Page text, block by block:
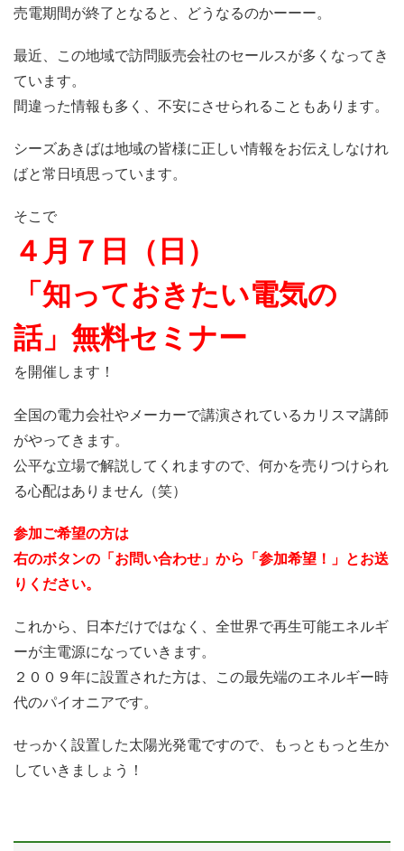
売電期間が終了となると、どうなるのかーーー。
最近、この地域で訪問販売会社のセールスが多くなってき
ています。
間違った情報も多く、不安にさせられることもあります。
シーズあきばは地域の皆様に正しい情報をお伝えしなけれ
ばと常日頃思っています。
そこで
４月７日（日）
「知っておきたい電気の
話」無料セミナー
を開催します！
全国の電力会社やメーカーで講演されているカリスマ講師
がやってきます。
公平な立場で解説してくれますので、何かを売りつけられ
る心配はありません（笑）
参加ご希望の方は
右のボタンの「お問い合わせ」から「参加希望！」とお送
りください。
これから、日本だけではなく、全世界で再生可能エネルギ
ーが主電源になっていきます。
２００９年に設置された方は、この最先端のエネルギー時
代のパイオニアです。
せっかく設置した太陽光発電ですので、もっともっと生か
していきましょう！